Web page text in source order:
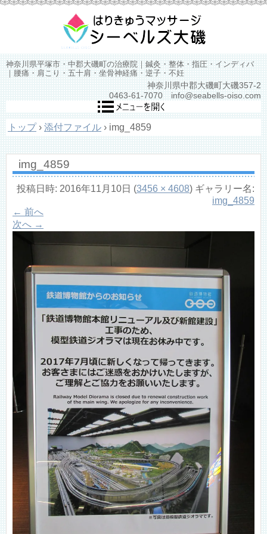
神奈川県平塚市・中郡大磯町の治療院｜鍼灸・整体・指圧・インディバ
｜腰痛・肩こり・五十肩・坐骨神経痛・逆子・不妊
神奈川県中郡大磯町大磯357-2
0463-61-7070 info@seabells-oiso.com
トップ › 添付ファイル › img_4859
img_4859
投稿日時: 2016年11月10日 (3456 × 4608) ギャラリー名:
img_4859
← 前へ
次へ →